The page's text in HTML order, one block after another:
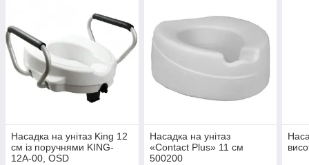
Насадка на унітаз King 12
см із поручнями KING-
12A-00, OSD
Насадка на унітаз
«Contact Plus» 11 см
500200